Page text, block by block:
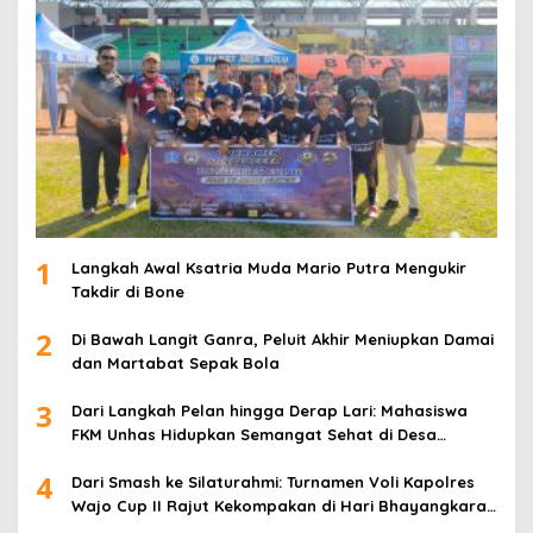
1
Langkah Awal Ksatria Muda Mario Putra Mengukir
Takdir di Bone
2
Di Bawah Langit Ganra, Peluit Akhir Meniupkan Damai
dan Martabat Sepak Bola
3
Dari Langkah Pelan hingga Derap Lari: Mahasiswa
FKM Unhas Hidupkan Semangat Sehat di Desa
4
Dari Smash ke Silaturahmi: Turnamen Voli Kapolres
Wajo Cup II Rajut Kekompakan di Hari Bhayangkara